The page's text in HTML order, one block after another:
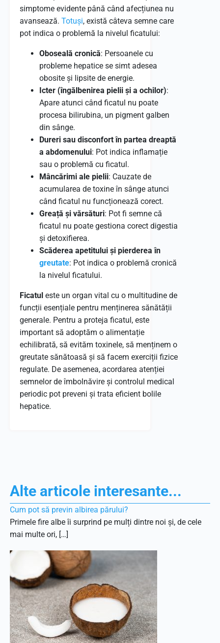
simptome evidente până când afecțiunea nu
avansează. Totuși, există câteva semne care
pot indica o problemă la nivelul ficatului:
Oboseală cronică: Persoanele cu
probleme hepatice se simt adesea
obosite și lipsite de energie.
Icter (îngălbenirea pielii și a ochilor):
Apare atunci când ficatul nu poate
procesa bilirubina, un pigment galben
din sânge.
Dureri sau disconfort în partea dreaptă
a abdomenului: Pot indica inflamație
sau o problemă cu ficatul.
Mâncărimi ale pielii: Cauzate de
acumularea de toxine în sânge atunci
când ficatul nu funcționează corect.
Greață și vărsături: Pot fi semne că
ficatul nu poate gestiona corect digestia
și detoxifierea.
Scăderea apetitului și pierderea în
greutate: Pot indica o problemă cronică
la nivelul ficatului.
Ficatul este un organ vital cu o multitudine de
funcții esențiale pentru menținerea sănătății
generale. Pentru a proteja ficatul, este
important să adoptăm o alimentație
echilibrată, să evităm toxinele, să menținem o
greutate sănătoasă și să facem exerciții fizice
regulate. De asemenea, acordarea atenției
semnelor de îmbolnăvire și controlul medical
periodic pot preveni și trata eficient bolile
hepatice.
Alte articole interesante...
Cum pot să previn albirea părului?
Primele fire albe îi surprind pe mulți dintre noi și, de cele
mai multe ori, […]